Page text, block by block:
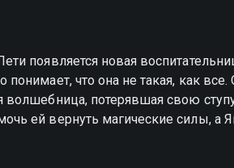
появляется новая
понимает, что она не такая, как
волшебница, потерявшая свою
ей вернуть магические силы, а